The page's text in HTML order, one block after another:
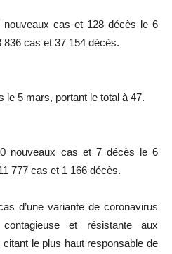
nouveaux cas et 128 décès le 6
836 cas et 37 154 décès.
le 5 mars, portant le total à 47.
nouveaux cas et 7 décès le 6
777 cas et 1 166 décès.
d’une variante de coronavirus
et résistante aux
le plus haut responsable de